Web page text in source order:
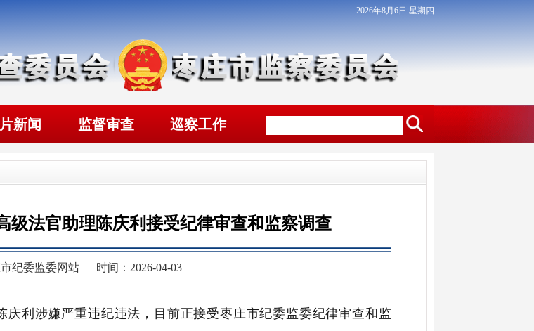
2026年8月6日 星期四
新闻 监督审查 巡察工作
级法官助理陈庆利接受纪律审查和监察调查
纪委监委网站 时间：2026-04-03
庆利涉嫌严重违纪违法，目前正接受枣庄市纪委监委纪律审查和监